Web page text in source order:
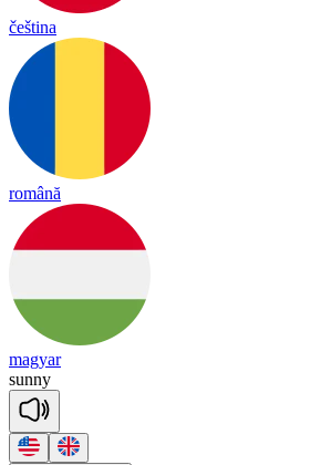
čeština
română
magyar
sunny